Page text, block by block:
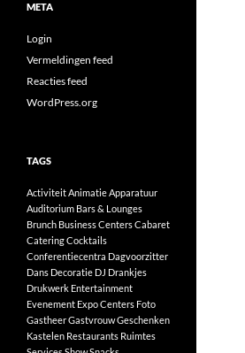
META
Login
Vermeldingen feed
Reacties feed
WordPress.org
TAGS
ActiviteitAnimatieApparatuur
Auditorium Bars & Lounges
Brunch Business CentersCabaret
CateringCocktails
Conferentiecentra Dagvoorzitter
Dans Decoratie DJ Drankjes
Drukwerk Entertainment
Evenement Expo Centers Foto
GastheerGastvrouwGeschenken
Kastelen Restaurants Ruimtes